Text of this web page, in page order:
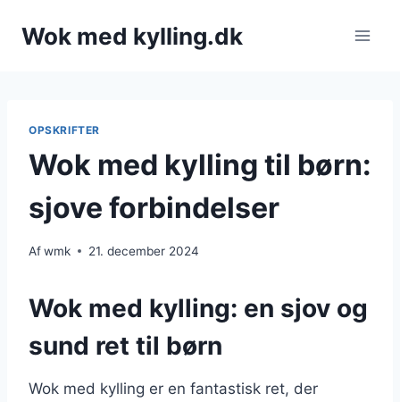
Wok med kylling.dk
OPSKRIFTER
Wok med kylling til børn:
sjove forbindelser
Afwmk 21. december 2024
Wok med kylling: en sjov og
sund ret til børn
Wok med kylling er en fantastisk ret, der